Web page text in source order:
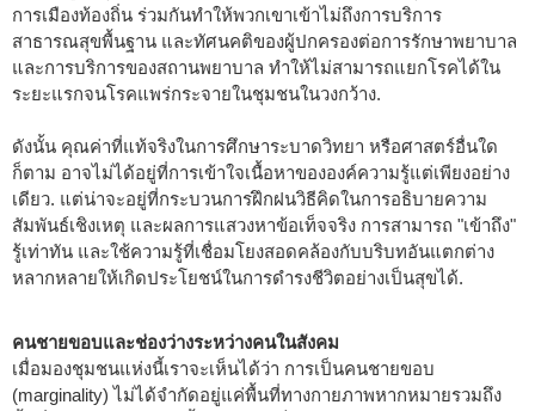
การเมืองท้องถิ่น ร่วมกันทำให้พวกเขาเข้าไม่ถึงการบริการ
สาธารณสุขพื้นฐาน และทัศนคติของผู้ปกครองต่อการรักษาพยาบาล
และการบริการของสถานพยาบาล ทำให้ไม่สามารถแยกโรคได้ใน
ระยะแรกจนโรคแพร่กระจายในชุมชนในวงกว้าง.
ดังนั้น คุณค่าที่แท้จริงในการศึกษาระบาดวิทยา หรือศาสตร์อื่นใด
ก็ตาม อาจไม่ได้อยู่ที่การเข้าใจเนื้อหาขององค์ความรู้แต่เพียงอย่าง
เดียว. แต่น่าจะอยู่ที่กระบวนการฝึกฝนวิธีคิดในการอธิบายความ
สัมพันธ์เชิงเหตุ และผลการแสวงหาข้อเท็จจริง การสามารถ "เข้าถึง"
รู้เท่าทัน และใช้ความรู้ที่เชื่อมโยงสอดคล้องกับบริบทอันแตกต่าง
หลากหลายให้เกิดประโยชน์ในการดำรงชีวิตอย่างเป็นสุขได้.
คนชายขอบและช่องว่างระหว่างคนในสังคม
เมื่อมองชุมชนแห่งนี้เราจะเห็นได้ว่า การเป็นคนชายขอบ
(marginality) ไม่ได้จำกัดอยู่แค่พื้นที่ทางกายภาพหากหมายรวมถึง